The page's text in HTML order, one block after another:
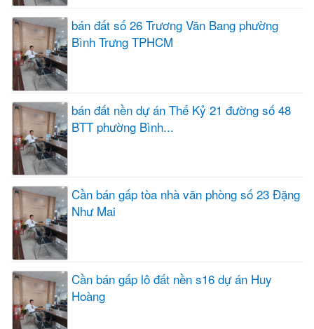
bán đất số 26 Trương Văn Bang phường
Bình Trưng TPHCM
bán đất nền dự án Thế Kỷ 21 đường số 48
BTT phường Bình...
Cần bán gấp tòa nhà văn phòng số 23 Đặng
Như Mai
Cần bán gấp lô đất nền s16 dự án Huy
Hoàng